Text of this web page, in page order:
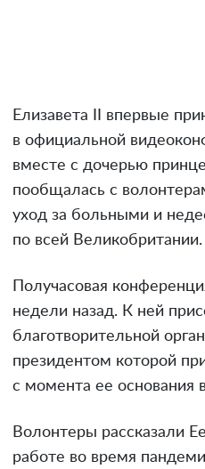
Елизавета II впервые
в официальной
вместе с дочерью
пообщалась с
уход за больными и
по всей Великобритании.
Получасовая
недели назад. К ней
благотворительной
президентом которой
с момента ее основания
Волонтеры рассказали
работе во время